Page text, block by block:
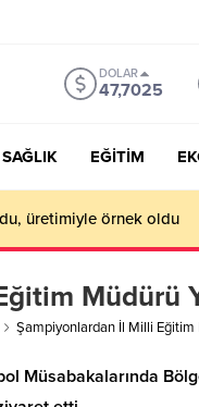
DOLAR
47,7025
SAĞLIK EĞİTİM
üretimiyle örnek oldu
Müdürü
Şampiyonlardan İl Milli Eğitim
Müsabakalarında